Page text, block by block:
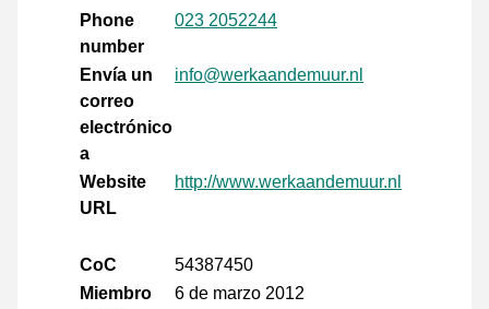
Phone
number
023 2052244
Envía un
correo
electrónico
a
info@werkaandemuur.nl
Website
URL
http://www.werkaandemuur.nl
CoC
54387450
Miembro
6 de marzo 2012